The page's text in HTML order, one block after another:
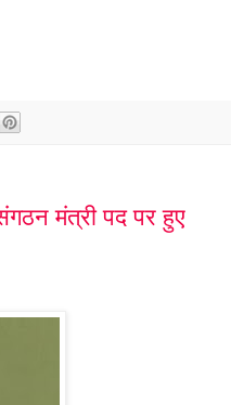
मंत्री पद पर हुए